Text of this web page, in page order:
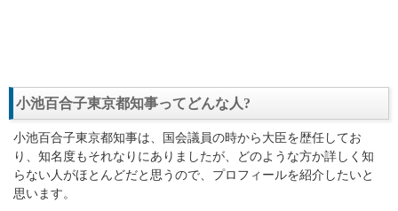
小池百合子東京都知事ってどんな人?
小池百合子東京都知事は、国会議員の時から大臣を歴任してお
り、知名度もそれなりにありましたが、どのような方か詳しく知
らない人がほとんどだと思うので、プロフィールを紹介したいと
思います。